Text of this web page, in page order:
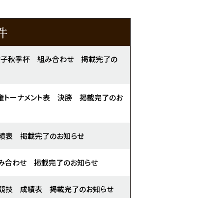
子秋季杯 組み合わせ 掲載完了の
トーナメント表 決勝 掲載完了のお
表 掲載完了のお知らせ
合わせ 掲載完了のお知らせ
技 成績表 掲載完了のお知らせ